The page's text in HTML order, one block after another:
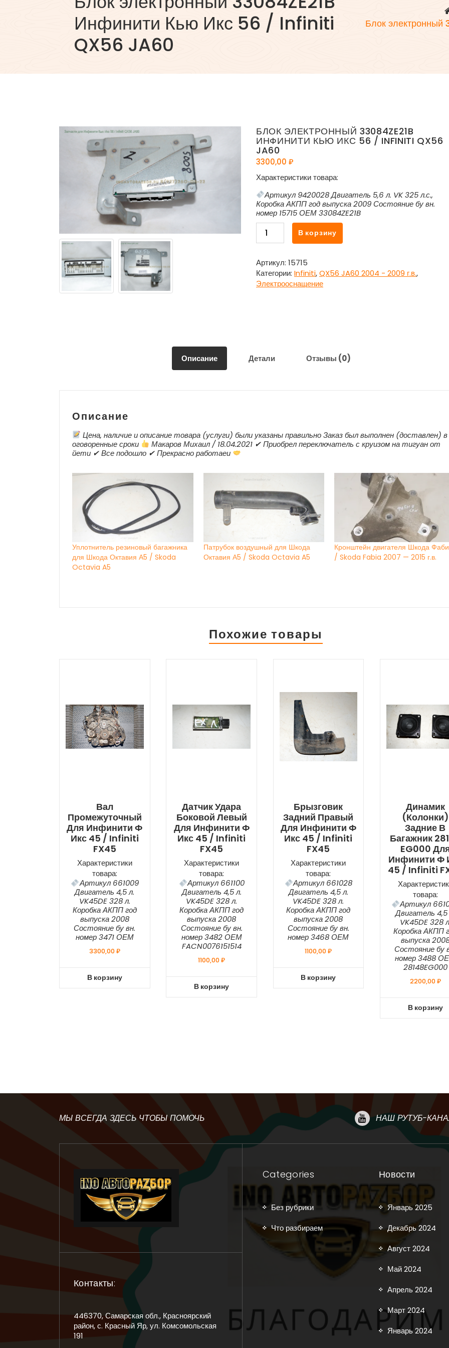
Инфинити Кью Икс 56 / Infiniti
QX56 JA60
Блок
БЛОК ЭЛЕКТРОННЫЙ 33084ZE21B
ИНФИНИТИ КЬЮ ИКС 56 / INFINITI QX56
JA60
3300,00 ₽
Характеристики товара:
Артикул 9420028 Двигатель 5,6 л. VK 325 л.с.,
Коробка АКПП год выпуска 2009 Состояние бу вн.
номер 15715 ОЕМ 33084ZE21B
Количество
товара
электронный
33084ZE21B
Инфинити
Кью
В корзину
Артикул: 15715
Категории: Infiniti,QX56 JA60 2004 - 2009 г.в.,
Электрооснащение
Описание Детали Отзывы (0)
Описание
Цена, наличие и описание товара (услуги) были указаны правильно Заказ был выполнен (доставлен) в
оговоренные сроки
Макаров Михаил / 18.04.2021 ✔ Приобрел переключатель с круизом на тигуан от
йети ✔ Все подошло ✔ Прекрасно работаеи
Уплотнитель резиновый багажника
для Шкода Октавия А5 / Skoda
Octavia A5
Патрубок воздушный для Шкода
Октавия А5 / Skoda Octavia A5
Кронштейн двигателя Шкода
/ Skoda Fabia 2007 — 2015 г.в.
Похожие товары
Вал
Промежуточный
Для Инфинити Ф
Икс 45 / Infiniti
FX45
Характеристики
товара:
Артикул 661009
Двигатель 4,5 л.
VK45DE 328 л.
Коробка АКПП год
выпуска 2008
Состояние бу вн.
номер 3471 ОЕМ
3300,00₽
В корзину
Датчик Удара
Боковой Левый
Для Инфинити Ф
Икс 45 / Infiniti
FX45
Характеристики
товара:
Артикул 661100
Двигатель 4,5 л.
VK45DE 328 л.
Коробка АКПП год
выпуска 2008
Состояние бу вн.
номер 3482 ОЕМ
FACN0076151514
1100,00₽
В корзину
Брызговик
Задний Правый
Для Инфинити Ф
Икс 45 / Infiniti
FX45
Характеристики
товара:
Артикул 661028
Двигатель 4,5 л.
VK45DE 328 л.
Коробка АКПП год
выпуска 2008
Состояние бу вн.
номер 3468 ОЕМ
1100,00₽
В корзину
Динамик
(колонки)
Задние В
Багажник
EG000
Инфинити Ф
45 / Infiniti
товара:
Артикул
Двигатель 4,5
VK45DE 328
Коробка АКПП
выпуска
Состояние бу
номер 3488
28148EG000
2200,00₽
В корзину
МЫ ВСЕГДА ЗДЕСЬ ЧТОБЫ ПОМОЧЬ НАШ РУТУБ-
Контакты:
446370, Самарская обл., Красноярский
район, с. Красный Яр, ул. Комсомольская
191
Categories
Без рубрики
Что разбираем
Новости
Январь 2025
Декабрь 2024
Август 2024
Май 2024
Апрель 2024
Март 2024
Январь 2024